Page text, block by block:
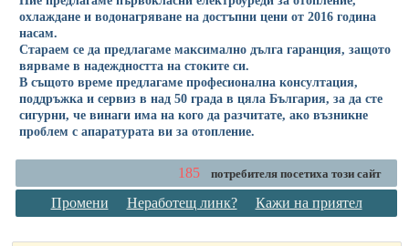
охлаждане и водонагряване на достъпни цени от 2016 година
насам.
Стараем се да предлагаме максимално дълга гаранция, защото
вярваме в надеждността на стоките си.
В същото време предлагаме професионална консултация,
поддръжка и сервиз в над 50 града в цяла България, за да сте
сигурни, че винаги има на кого да разчитате, ако възникне
проблем с апаратурата ви за отопление.
185 потребителя посетиха този сайт
Промени Неработещ линк? Кажи на приятел